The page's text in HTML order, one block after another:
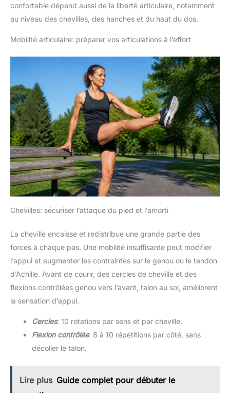
confortable dépend aussi de la liberté articulaire, notamment
au niveau des chevilles, des hanches et du haut du dos.
Mobilité articulaire: préparer vos articulations à l’effort
Chevilles: sécuriser l’attaque du pied et l’amorti
La cheville encaisse et redistribue une grande partie des
forces à chaque pas. Une mobilité insuffisante peut modifier
l’appui et augmenter les contraintes sur le genou ou le tendon
d’Achille. Avant de courir, des cercles de cheville et des
flexions contrôlées genou vers l’avant, talon au sol, améliorent
la sensation d’appui.
Cercles: 10 rotations par sens et par cheville.
Flexion contrôlée: 8 à 10 répétitions par côté, sans
décoller le talon.
Lire plus Guide complet pour débuter le